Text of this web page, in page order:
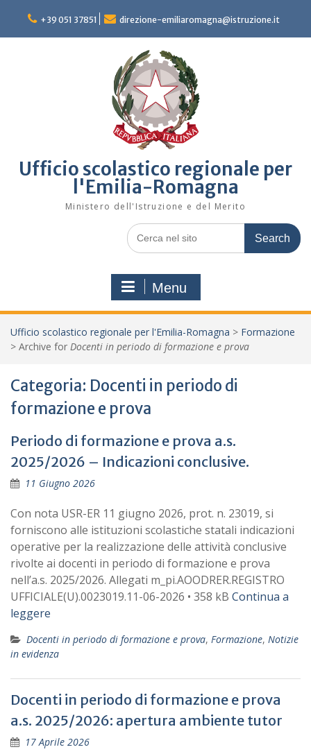
content
+39 051 37851 direzione-emiliaromagna@istruzione.it
Ufficio scolastico regionale per
l'Emilia-Romagna
Ministero dell'Istruzione e del Merito
Search
for:
Menu
Ufficio scolastico regionale per l'Emilia-Romagna > Formazione
> Archive for Docenti in periodo di formazione e prova
Categoria: Docenti in periodo di
formazione e prova
Periodo di formazione e prova a.s.
2025/2026 – Indicazioni conclusive.
11 Giugno 2026
Con nota USR-ER 11 giugno 2026, prot. n. 23019, si
forniscono alle istituzioni scolastiche statali indicazioni
operative per la realizzazione delle attività conclusive
rivolte ai docenti in periodo di formazione e prova
nell’a.s. 2025/2026. Allegati m_pi.AOODRER.REGISTRO
UFFICIALE(U).0023019.11-06-2026 • 358 kB Continua a
leggere
Docenti in periodo di formazione e prova, Formazione, Notizie
in evidenza
Docenti in periodo di formazione e prova
a.s. 2025/2026: apertura ambiente tutor
17 Aprile 2026